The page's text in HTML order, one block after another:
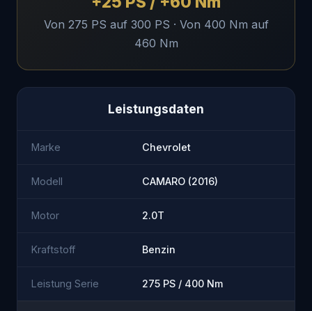
Von 275 PS auf 300 PS · Von 400 Nm auf
460 Nm
Leistungsdaten
Marke Chevrolet
Modell CAMARO (2016)
Motor 2.0T
Kraftstoff Benzin
Leistung Serie 275 PS / 400 Nm